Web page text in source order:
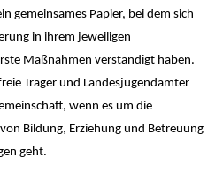
gemeinsames Papier, bei dem sich
in ihrem jeweiligen
Maßnahmen verständigt haben.
Träger und Landesjugendämter
wenn es um die
Bildung, Erziehung und Betreuung
geht.